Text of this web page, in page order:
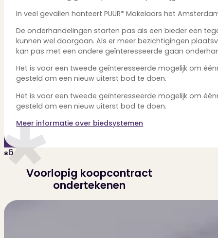
In veel gevallen hanteert PUUR* Makelaars het
De onderhandelingen starten pas als een bieder een
kunnen wel doorgaan. Als er meer bezichtigingen
kan pas met een andere geïnteresseerde gaan
Het is voor een tweede geïnteresseerde mogelijk om
gesteld om een nieuw uiterst bod te doen.
Het is voor een tweede geïnteresseerde mogelijk om
gesteld om een nieuw uiterst bod te doen.
Meer informatie over biedsystemen
6
Voorlopig koopcontract
ondertekenen